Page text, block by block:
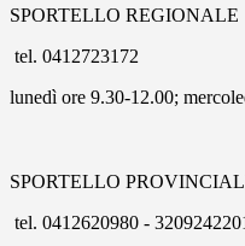
SPORTELLO REGIONALE
tel. 0412723172
lunedì ore 9.30-12.00;
SPORTELLO
tel. 0412620980 -